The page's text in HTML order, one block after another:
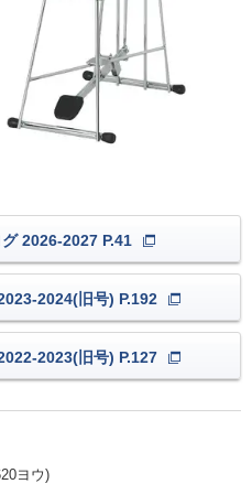
2026-2027 P.41
2024(旧号) P.192
2023(旧号) P.127
ヨウ)